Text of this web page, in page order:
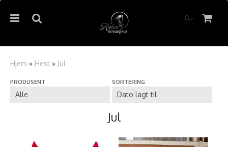
0,-
Hjem » Hest » Jul
PRODUSENT SORTERING
Jul